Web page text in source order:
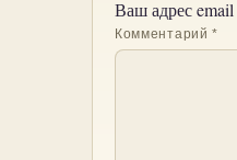
Ваш адрес email
Комментарий*